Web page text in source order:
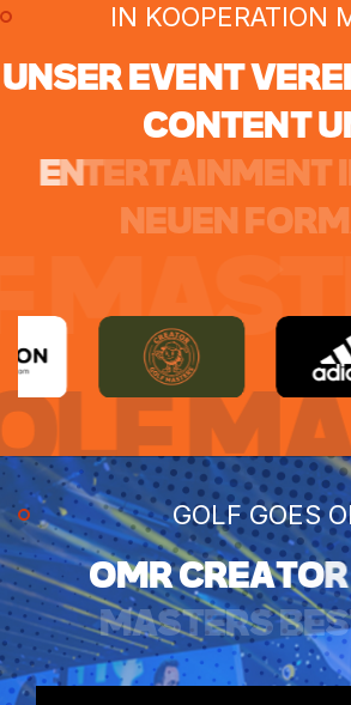
IN KOOPERATION
UNSEREVENTVEREI
CONTENTU
ENTERTAINMENTI
NEUENFORM
GOLF GOES
OMRCREATOR
MASTERSBES